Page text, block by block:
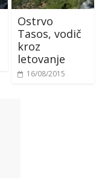
Ostrvo
Tasos, vodič
kroz
letovanje
16/08/2015